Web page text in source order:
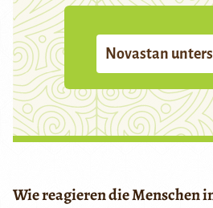
Novastan
Wie reagieren die Menschen